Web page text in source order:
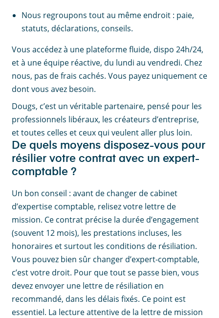
Nous regroupons tout au même endroit : paie,
statuts, déclarations, conseils.
Vous accédez à une plateforme fluide, dispo 24h/24,
et à une équipe réactive, du lundi au vendredi. Chez
nous, pas de frais cachés. Vous payez uniquement ce
dont vous avez besoin.
Dougs, c’est un véritable partenaire, pensé pour les
professionnels libéraux, les créateurs d’entreprise,
et toutes celles et ceux qui veulent aller plus loin.
De quels moyens disposez-vous pour
résilier votre contrat avec un expert-
comptable ?
Un bon conseil : avant de changer de cabinet
d’expertise comptable, relisez votre lettre de
mission. Ce contrat précise la durée d’engagement
(souvent 12 mois), les prestations incluses, les
honoraires et surtout les conditions de résiliation.
Vous pouvez bien sûr changer d’expert-comptable,
c’est votre droit. Pour que tout se passe bien, vous
devez envoyer une lettre de résiliation en
recommandé, dans les délais fixés. Ce point est
essentiel. La lecture attentive de la lettre de mission